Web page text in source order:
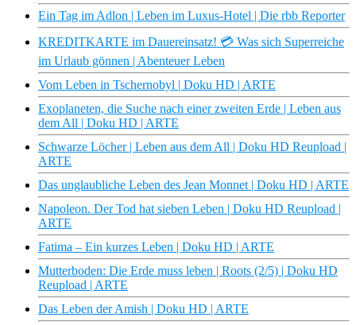
Ein Tag im Adlon | Leben im Luxus-Hotel | Die rbb Reporter
KREDITKARTE im Dauereinsatz! 💳 Was sich Superreiche
im Urlaub gönnen | Abenteuer Leben
Vom Leben in Tschernobyl | Doku HD | ARTE
Exoplaneten, die Suche nach einer zweiten Erde | Leben aus
dem All | Doku HD | ARTE
Schwarze Löcher | Leben aus dem All | Doku HD Reupload |
ARTE
Das unglaubliche Leben des Jean Monnet | Doku HD | ARTE
Napoleon. Der Tod hat sieben Leben | Doku HD Reupload |
ARTE
Fatima – Ein kurzes Leben | Doku HD | ARTE
Mutterboden: Die Erde muss leben | Roots (2/5) | Doku HD
Reupload | ARTE
Das Leben der Amish | Doku HD | ARTE